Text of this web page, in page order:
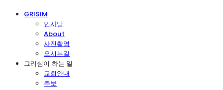
GRISIM
인사말
About
사진촬영
오시는길
그리심이 하는 일
교회안내
주보